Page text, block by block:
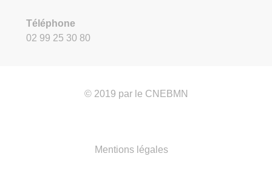
Téléphone
02 99 25 30 80
© 2019 par le CNEBMN
Mentions légales